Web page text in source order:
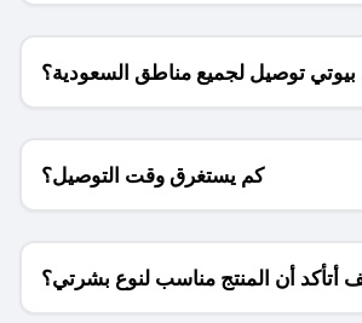
توصيل لجميع مناطق السعودية؟
كم يستغرق وقت التوصيل؟
أتأكد أن المنتج مناسب لنوع بشرتي؟